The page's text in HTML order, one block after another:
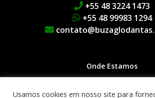
+55 48 3224 1473
+55 48 99983 1294
Onde Estamos
Rua Adolfo Melo, 38 |
Usamos cookies em nosso site para